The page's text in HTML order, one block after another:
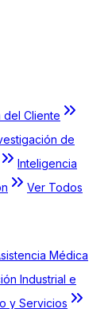
del Cliente
de
Inteligencia
Ver Todos
Médica
Industrial e
y Servicios